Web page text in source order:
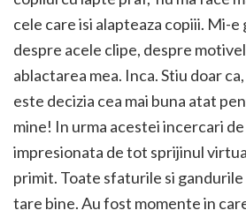
cele care isi alapteaza copiii. Mi-e
despre acele clipe, despre
ablactarea mea. Inca. Stiu doar
este decizia cea mai buna atat
mine! In urma acestei incercari
impresionata de tot sprijinul
primit. Toate sfaturile si gandurile
tare bine. Au fost momente in